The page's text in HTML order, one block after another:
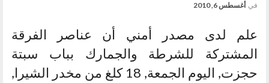
في أغسطس 6, 2010
علم لدى مصدر أمني أن عناصر الفرقة
المشتركة للشرطة والجمارك بباب سبتة
حجزت, اليوم الجمعة, 18 كلغ من مخدر الشيرا,